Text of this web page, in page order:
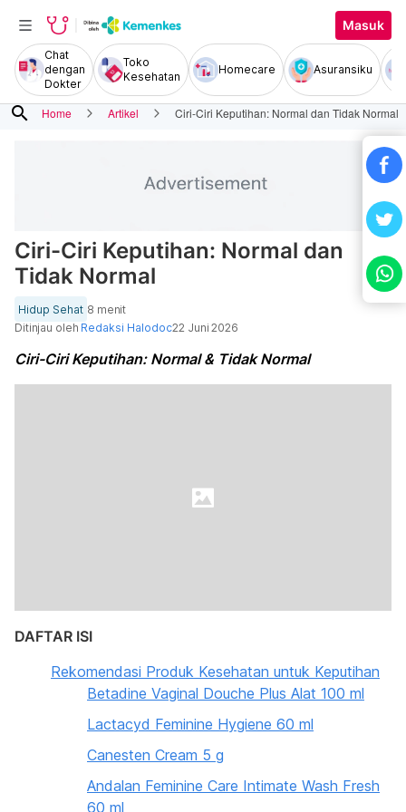
Masuk
Chat
dengan
Dokter
Toko
Kesehatan
Homecare Asuransiku
search Home Artikel Ciri-Ciri Keputihan: Normal dan Tidak Normal
Ciri-Ciri Keputihan: Normal dan
Tidak Normal
Hidup Sehat 8 menit
Ditinjau oleh Redaksi Halodoc22 Juni 2026
Ciri-Ciri Keputihan: Normal & Tidak Normal
DAFTAR ISI
Rekomendasi Produk Kesehatan untuk Keputihan
Betadine Vaginal Douche Plus Alat 100 ml
Lactacyd Feminine Hygiene 60 ml
Canesten Cream 5 g
Andalan Feminine Care Intimate Wash Fresh
60 ml